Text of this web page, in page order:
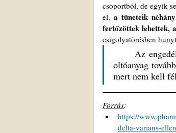
csoportból, de egyik
el, a tüneteik
fertőzöttek lehettek,
csigolyatörésben
	Az engedélyezési eljárással kapcsolatos halogatás talán arra utalhat, hogy az orosz
oltóanyag
mert nem kell
Forrás:
https://
delta-varians-ellen